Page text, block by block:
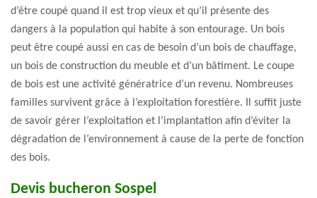
d’être coupé quand il est trop vieux et qu’il présente des
dangers à la population qui habite à son entourage. Un bois
peut être coupé aussi en cas de besoin d’un bois de chauffage,
un bois de construction du meuble et d’un bâtiment. Le coupe
de bois est une activité génératrice d’un revenu. Nombreuses
familles survivent grâce à l’exploitation forestière. Il suffit juste
de savoir gérer l’exploitation et l’implantation afin d’éviter la
dégradation de l’environnement à cause de la perte de fonction
des bois.
Devis bucheron Sospel